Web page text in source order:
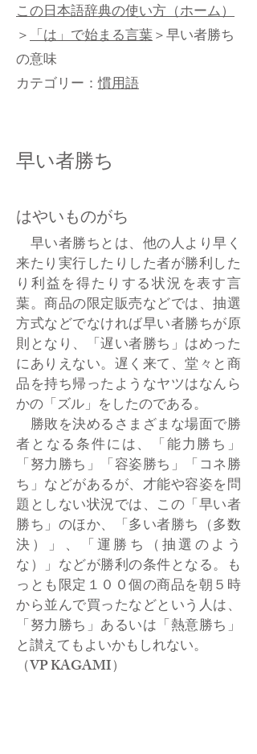
この日本語辞典の使い方（ホーム）
＞「は」で始まる言葉＞早い者勝ち
の意味
カテゴリー：慣用語
早い者勝ち
はやいものがち
早い者勝ちとは、他の人より早く
来たり実行したりした者が勝利した
り利益を得たりする状況を表す言
葉。商品の限定販売などでは、抽選
方式などでなければ早い者勝ちが原
則となり、「遅い者勝ち」はめった
にありえない。遅く来て、堂々と商
品を持ち帰ったようなヤツはなんら
かの「ズル」をしたのである。
勝敗を決めるさまざまな場面で勝
者となる条件には、「能力勝ち」
「努力勝ち」「容姿勝ち」「コネ勝
ち」などがあるが、才能や容姿を問
題としない状況では、この「早い者
勝ち」のほか、「多い者勝ち（多数
決）」、「運勝ち（抽選のよう
な）」などが勝利の条件となる。も
っとも限定１００個の商品を朝５時
から並んで買ったなどという人は、
「努力勝ち」あるいは「熱意勝ち」
と讃えてもよいかもしれない。
​（VP KAGAMI）